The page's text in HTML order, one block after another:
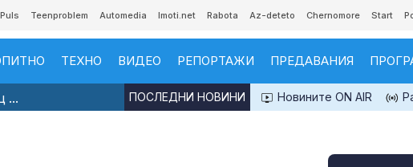
Puls Teenproblem Automedia Imoti.net Rabota Az-deteto Chernomore Start
ТЕХНО ВИДЕО РЕПОРТАЖИ ПРЕДАВАНИЯ
... Новините ON AIR
ПОСЛЕДНИ НОВИНИ